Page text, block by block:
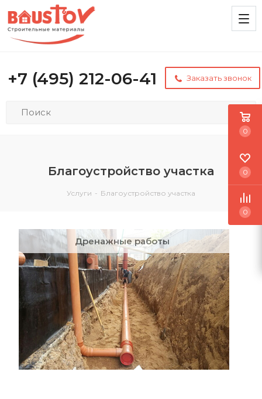
+7 (495) 212-06-41 Заказать звонок
Благоустройство участка
Услуги - Благоустройство участка
Дренажные работы
0
0
0